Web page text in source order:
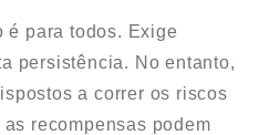
é para todos. Exige
persistência. No entanto,
a correr os riscos
recompensas podem